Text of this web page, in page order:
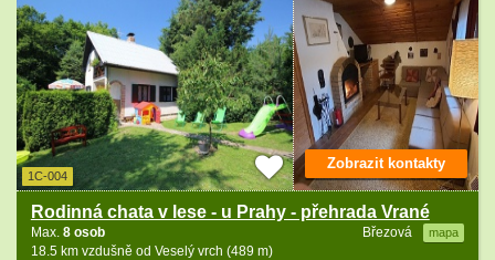
1C-004
Rodinná chata v lese - u Prahy - přehrada Vrané
Březová mapa
Max. 8 osob
18.5 km vzdušně od Veselý vrch (489 m)
Zobrazit kontakty